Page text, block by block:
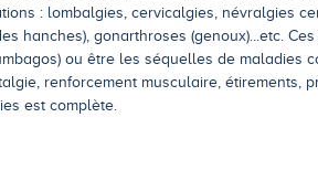
: lombalgies, cervicalgies, névralgies
hanches), gonarthroses (genoux)...etc.
ou être les séquelles de maladies
renforcement musculaire, étirements,
est complète.